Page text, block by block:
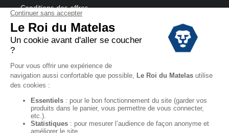
Conditions des offres
Black Friday
Destockage
Soldes
Conditions Générales de vente magasin
Conditions Générales de vente internet
Mentions Légales
Données personnelles
Codes promo Le Roi du Matelas